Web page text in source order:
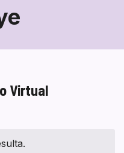
Virtual